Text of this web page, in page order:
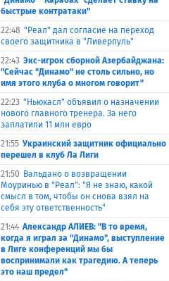
быстрые контратаки"
22:48 "Реал" дал согласие на переход
своего защитника в "Ливерпуль"
22:43 Экс-игрок сборной Азербайджана:
"Сейчас "Динамо" не столь сильно, но
имя этого клуба о многом говорит"
22:23 "Ньюкасл" объявил о назначении
нового главного тренера. За него
заплатили 11 млн евро
21:55 Украинский защитник официально
перешел в клуб Ла Лиги
21:50 Вальдано о возвращении
Моуринью в "Реал": "Я не знаю, какой
смысл в том, чтобы он снова взял на
себя эту ответственность"
21:44 Александр АЛИЕВ: "В то время,
когда я играл за "Динамо", выступление
в Лиге конференций мы бы
воспринимали как трагедию. А теперь
это наш предел"